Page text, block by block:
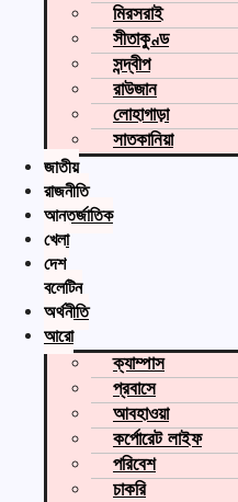
মিরসরাই
সীতাকুণ্ড
সন্দ্বীপ
রাউজান
লোহাগাড়া
সাতকানিয়া
জাতীয়
রাজনীতি
আন্তর্জাতিক
খেলা
দেশ
বুলেটিন
অর্থনীতি
আরো
ক্যাম্পাস
প্রবাসে
আবহাওয়া
কর্পোরেট লাইফ
পরিবেশ
চাকরি